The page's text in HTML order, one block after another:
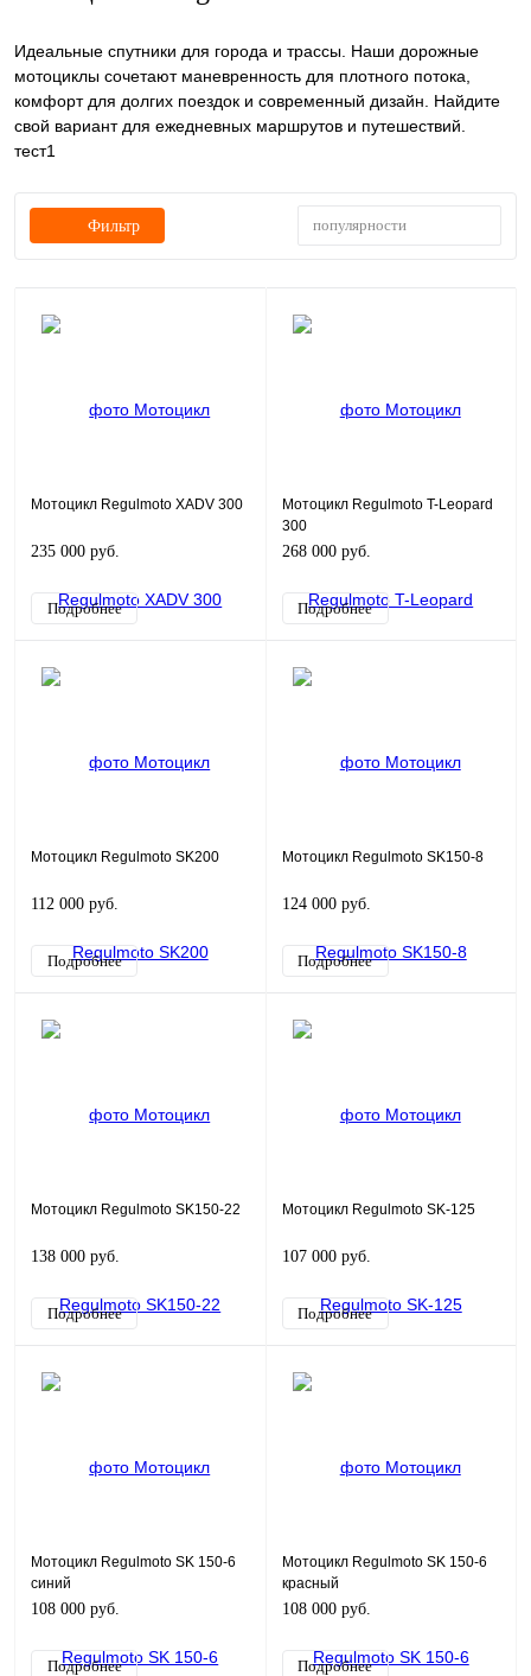
Идеальные спутники для города и трассы. Наши дорожные
мотоциклы сочетают маневренность для плотного потока,
комфорт для долгих поездок и современный дизайн. Найдите
свой вариант для ежедневных маршрутов и путешествий.
тест1
Фильтр популярности
Мотоцикл Regulmoto XADV 300
235 000 руб.
Подробнее
Мотоцикл Regulmoto T-Leopard
300
268 000 руб.
Подробнее
Мотоцикл Regulmoto SK200
112 000 руб.
Подробнее
Мотоцикл Regulmoto SK150-8
124 000 руб.
Подробнее
Мотоцикл Regulmoto SK150-22
138 000 руб.
Подробнее
Мотоцикл Regulmoto SK-125
107 000 руб.
Подробнее
Мотоцикл Regulmoto SK 150-6
синий
108 000 руб.
Подробнее
Мотоцикл Regulmoto SK 150-6
красный
108 000 руб.
Подробнее